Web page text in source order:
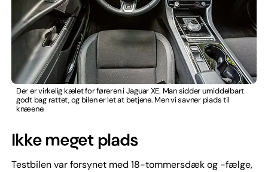
Der er virkelig kælet for føreren i Jaguar XE. Man sidder umiddelbart
godt bag rattet, og bilen er let at betjene. Men vi savner plads til
knæene.
Ikke meget plads
Testbilen var forsynet med 18-tommersdæk og -fælge,